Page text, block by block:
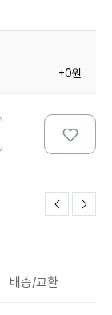
+0원
배송/교환